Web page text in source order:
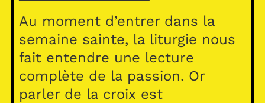
Au moment d’entrer dans la
semaine sainte, la liturgie nous
fait entendre une lecture
complète de la passion. Or
parler de la croix est